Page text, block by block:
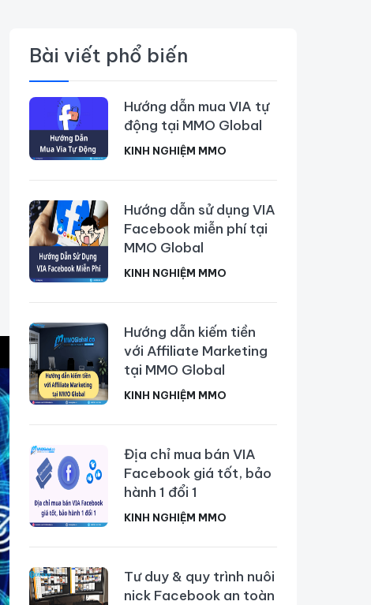
Bài viết phổ biến
Hướng dẫn mua VIA tự
động tại MMO Global
KINH NGHIỆM MMO
Hướng dẫn sử dụng VIA
Facebook miễn phí tại
MMO Global
KINH NGHIỆM MMO
Hướng dẫn kiếm tiền
với Affiliate Marketing
tại MMO Global
KINH NGHIỆM MMO
Địa chỉ mua bán VIA
Facebook giá tốt, bảo
hành 1 đổi 1
KINH NGHIỆM MMO
Tư duy & quy trình nuôi
nick Facebook an toàn